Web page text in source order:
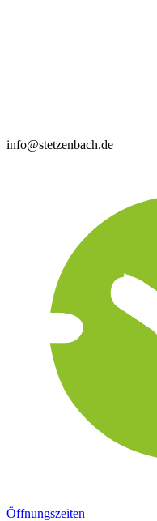
info@stetzenbach.de
Öffnungszeiten